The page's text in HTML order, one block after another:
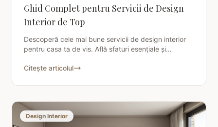
Ghid Complet pentru Servicii de Design
Interior de Top
Descoperă cele mai bune servicii de design interior
pentru casa ta de vis. Află sfaturi esențiale și
impecabil.
Citește articolul
Design Interior